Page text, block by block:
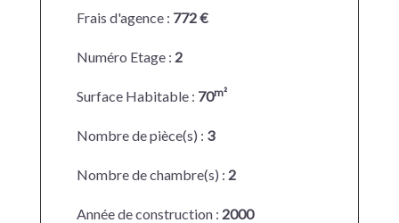
Frais d'agence : 772 €
Numéro Etage : 2
Surface Habitable : 70m²
Nombre de pièce(s) : 3
Nombre de chambre(s) : 2
Année de construction : 2000